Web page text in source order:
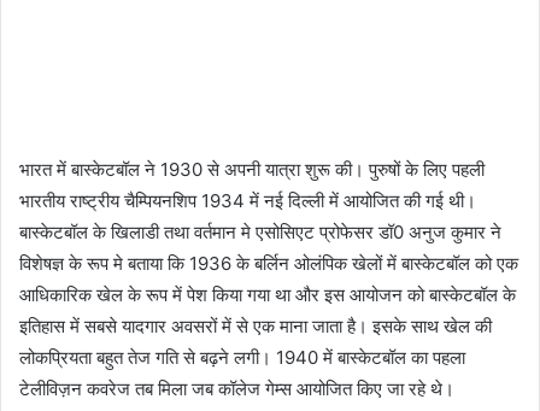
भारत में बास्केटबॉल ने 1930 से अपनी यात्रा शुरू की। पुरुषों के लिए पहली
भारतीय राष्ट्रीय चैम्पियनशिप 1934 में नई दिल्ली में आयोजित की गई थी।
बास्केटबॉल के खिलाडी तथा वर्तमान मे एसोसिएट प्रोफेसर डॉ0 अनुज कुमार ने
विशेषज्ञ के रूप मे बताया कि 1936 के बर्लिन ओलंपिक खेलों में बास्केटबॉल को एक
आधिकारिक खेल के रूप में पेश किया गया था और इस आयोजन को बास्केटबॉल के
इतिहास में सबसे यादगार अवसरों में से एक माना जाता है। इसके साथ खेल की
लोकप्रियता बहुत तेज गति से बढ़ने लगी। 1940 में बास्केटबॉल का पहला
टेलीविज़न कवरेज तब मिला जब कॉलेज गेम्स आयोजित किए जा रहे थे।